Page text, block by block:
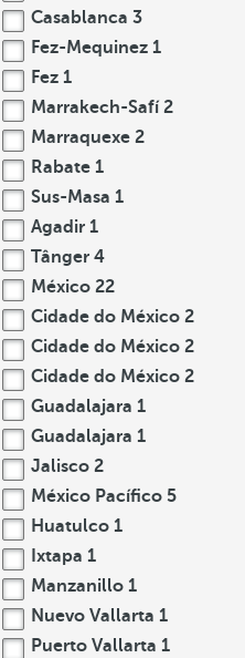
Casablanca 3
Fez-Mequinez 1
Fez 1
Marrakech-Safí2
Marraquexe 2
Rabate 1
Sus-Masa 1
Agadir 1
Tânger 4
México 22
Cidade do México 2
Cidade do México 2
Cidade do México 2
Guadalajara 1
Guadalajara 1
Jalisco 2
México Pacífico 5
Huatulco 1
Ixtapa 1
Manzanillo 1
Nuevo Vallarta 1
Puerto Vallarta 1